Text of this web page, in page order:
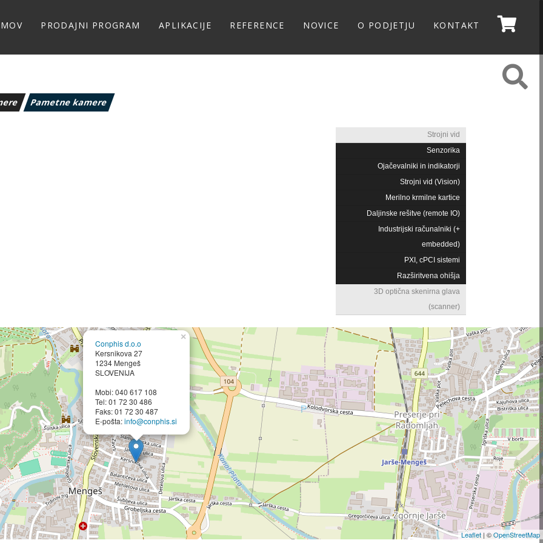
PRODAJNI PROGRAM APLIKACIJE REFERENCE NOVICE O PODJETJU KONTAKT
Pametne kamere
Strojni vid
Senzorika
Ojačevalniki in indikatorji
Strojni vid (Vision)
Merilno krmilne kartice
Daljinske rešitve (remote IO)
Industrijski računalniki (+
embedded)
PXI, cPCI sistemi
Razširitvena ohišja
3D optična skenirna glava
(scanner)
Conphis d.o.o
Kersnikova 27
1234 Mengeš
SLOVENIJA
Mobi: 040 617 108
Tel: 01 72 30 486
Faks: 01 72 30 487
E-pošta:info@conphis.si
×
Leaflet | ©OpenStreetMap